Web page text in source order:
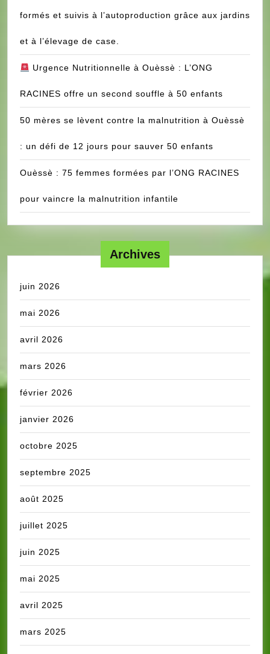
formés et suivis à l’autoproduction grâce aux jardins
et à l’élevage de case.
Urgence Nutritionnelle à Ouèssè : L’ONG
RACINES offre un second souffle à 50 enfants
50 mères se lèvent contre la malnutrition à Ouèssè
: un défi de 12 jours pour sauver 50 enfants
Ouèssè : 75 femmes formées par l’ONG RACINES
pour vaincre la malnutrition infantile
Archives
juin 2026
mai 2026
avril 2026
mars 2026
février 2026
janvier 2026
octobre 2025
septembre 2025
août 2025
juillet 2025
juin 2025
mai 2025
avril 2025
mars 2025